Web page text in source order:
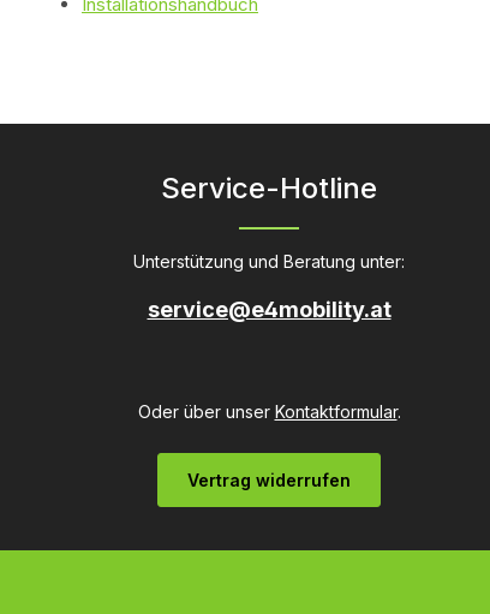
Service-Hotline
Unterstützung und Beratung unter:
service@e4mobility.at
Oder über unser Kontaktformular.
Vertrag widerrufen